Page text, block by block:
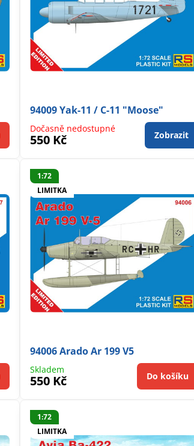
94009 Yak-11 / C-11 "Moose"
Dočasně nedostupné
550 Kč Zobrazit
1:72
LIMITKA
94006 Arado Ar 199 V5
Skladem
550 Kč Do košíku
1:72
LIMITKA